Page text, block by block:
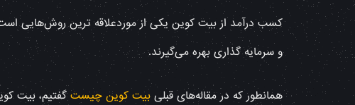
کسب درآمد از بیت کوین یکی از موردعلاقه ترین روش‌هایی است
و سرمایه گذاری بهره می‌گیرند.
همانطور که در مقاله‌‌های قبلی بیت کوین چیستگفتیم، بیت